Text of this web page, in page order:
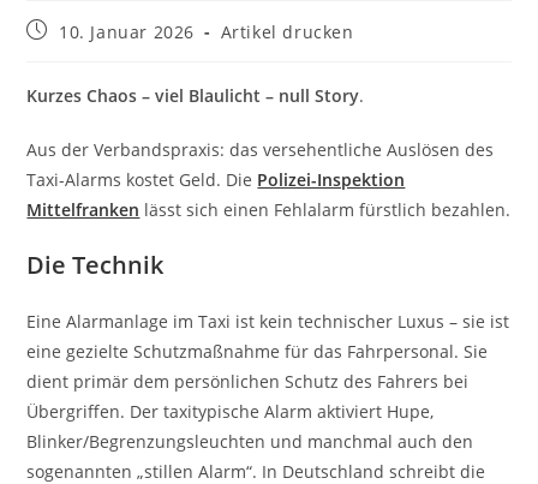
Beitrag10. Januar 2026 Artikel drucken
Kurzes Chaos – viel Blaulicht – null Story.
Aus der Verbandspraxis: das versehentliche Auslösen des
Taxi-Alarms kostet Geld. Die Polizei-Inspektion
Mittelfranken lässt sich einen Fehlalarm fürstlich bezahlen.
Die Technik
Eine Alarmanlage im Taxi ist kein technischer Luxus – sie ist
eine gezielte Schutzmaßnahme für das Fahrpersonal. Sie
dient primär dem persönlichen Schutz des Fahrers bei
Übergriffen. Der taxitypische Alarm aktiviert Hupe,
Blinker/Begrenzungsleuchten und manchmal auch den
sogenannten „stillen Alarm“. In Deutschland schreibt die